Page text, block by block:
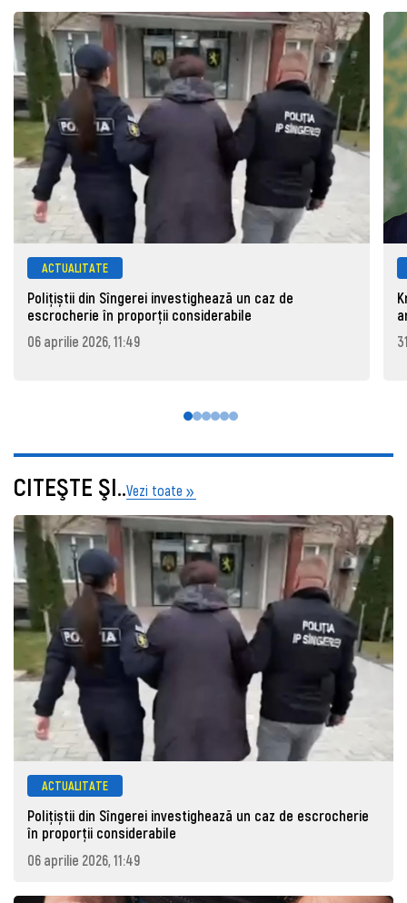
ACTUALITATE
Polițiștii din Sîngerei investighează un caz de
escrocherie în proporții considerabile
06 aprilie 2026, 11:49
CITEŞTE ŞI..Vezi toate
ACTUALITATE
Polițiștii din Sîngerei investighează un caz de escrocherie
în proporții considerabile
06 aprilie 2026, 11:49